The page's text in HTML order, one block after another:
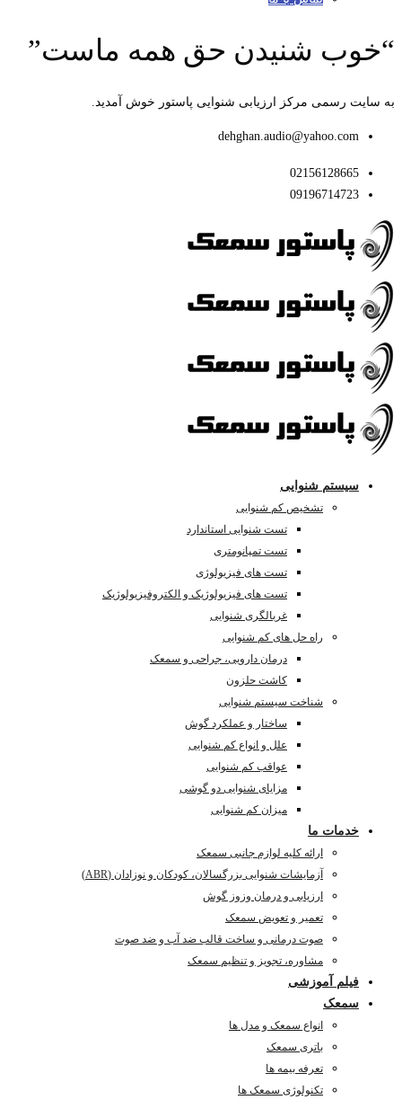
“خوب شنیدن حق همه ماست”
به سایت رسمی مرکز ارزیابی شنوایی پاستور خوش آمدید.
dehghan.audio@yahoo.com
02156128665
09196714723
سیستم شنوایی
تشخیص کم شنوایی
تست شنوایی استاندارد
تست تمپانومتری
تست های فیزیولوژی
تست های فیزیولوژیک و الکتروفیزیولوژیک
غربالگری شنوایی
راه حل های کم شنوایی
درمان دارویی، جراحی و سمعک
کاشت حلزون
شناخت سیستم شنوایی
ساختار و عملکرد گوش
علل و انواع کم شنوایی
عواقب کم شنوایی
مزایای شنوایی دو گوشی
میزان کم شنوایی
خدمات ما
ارائه کلیه لوازم جانبی سمعک
آزمایشات شنوایی بزرگسالان، کودکان و نوزادان (ABR)
ارزیابی و درمان وزوز گوش
تعمیر و تعویض سمعک
صوت درمانی و ساخت قالب ضد آب و ضد صوت
مشاوره، تجویز و تنظیم سمعک
فیلم آموزشی
سمعک
انواع سمعک و مدل ها
باتری سمعک
تعرفه بیمه ها
تکنولوژی سمعک ها